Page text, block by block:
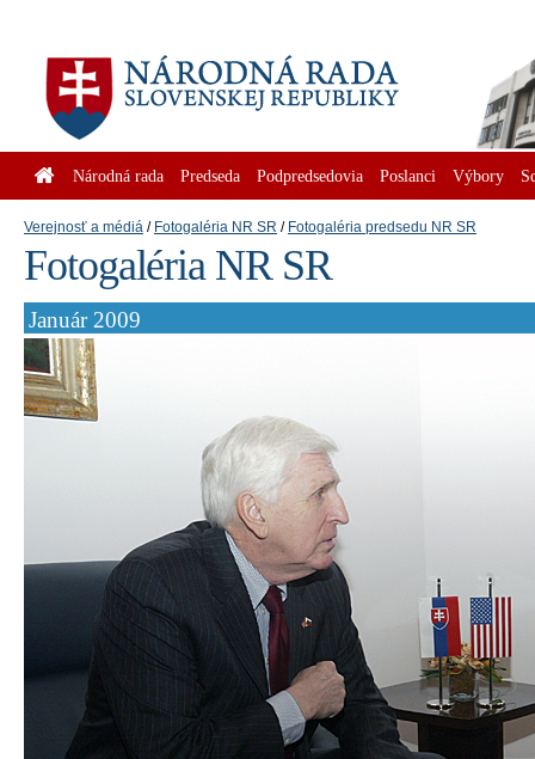
Národná rada Predseda Podpredsedovia Poslanci Výbory
Verejnosť a médiá Fotogaléria NR SR Fotogaléria predsedu NR SR
Fotogaléria NR SR
Január 2009